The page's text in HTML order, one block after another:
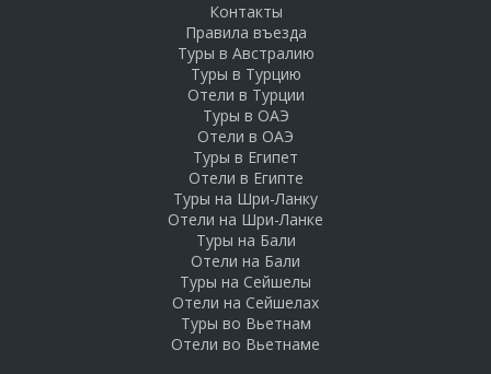
Контакты
Правила въезда
Туры в Австралию
Туры в Турцию
Отели в Турции
Туры в ОАЭ
Отели в ОАЭ
Туры в Египет
Отели в Египте
Туры на Шри-Ланку
Отели на Шри-Ланке
Туры на Бали
Отели на Бали
Туры на Сейшелы
Отели на Сейшелах
Туры во Вьетнам
Отели во Вьетнаме